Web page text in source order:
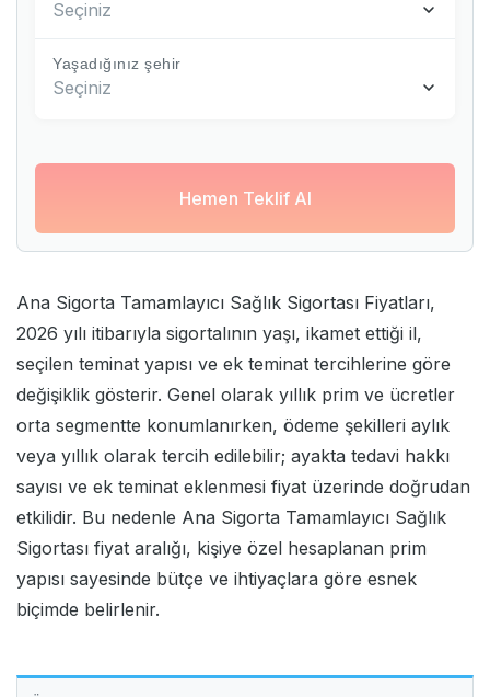
Seçiniz
Yaşadığınız şehir
Seçiniz
Hemen Teklif Al
Ana Sigorta Tamamlayıcı Sağlık Sigortası Fiyatları,
2026 yılı itibarıyla sigortalının yaşı, ikamet ettiği il,
seçilen teminat yapısı ve ek teminat tercihlerine göre
değişiklik gösterir. Genel olarak yıllık prim ve ücretler
orta segmentte konumlanırken, ödeme şekilleri aylık
veya yıllık olarak tercih edilebilir; ayakta tedavi hakkı
sayısı ve ek teminat eklenmesi fiyat üzerinde doğrudan
etkilidir. Bu nedenle Ana Sigorta Tamamlayıcı Sağlık
Sigortası fiyat aralığı, kişiye özel hesaplanan prim
yapısı sayesinde bütçe ve ihtiyaçlara göre esnek
biçimde belirlenir.